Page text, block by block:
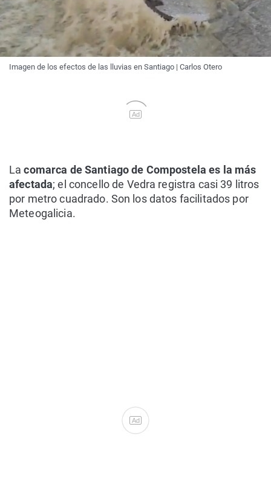
Imagen de los efectos de las lluvias en Santiago | Carlos Otero
Ad
La comarca de Santiago de Compostela es la más
afectada; el concello de Vedra registra casi 39 litros
por metro cuadrado. Son los datos facilitados por
Meteogalicia.
Ad